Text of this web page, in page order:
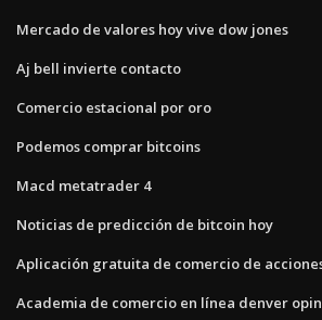
Mercado de valores hoy vive dow jones
Aj bell invierte contacto
Comercio estacional por oro
Podemos comprar bitcoins
Macd metatrader 4
Noticias de predicción de bitcoin hoy
Aplicación gratuita de comercio de
Academia de comercio en línea denver